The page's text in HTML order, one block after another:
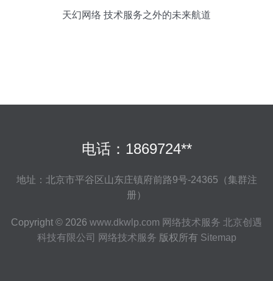
天幻网络 技术服务之外的未来航道
电话：1869724**
地址：北京市平谷区山东庄镇府前路9号-24365（集群注
册）
Copyright © 2026 www.dkwlp.com 网络技术服务 北京创遇
科技有限公司
网络技术服务 版权所有 Sitemap